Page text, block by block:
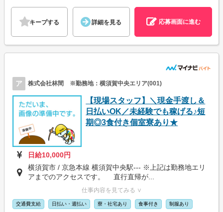
キープする 詳細を見る 応募画面に進む
ア 株式会社林間 ※勤務地：横須賀中央エリア(001)
【現場スタッフ】＼現金手渡し＆
日払いOK／未経験でも稼げる♪短
期◎3食付き個室寮あり★
日給10,000円
横須賀市 / 京急本線 横須賀中央駅--- ※上記は勤務地エリ
アまでのアクセスです。 直行直帰が...
仕事内容を見てみる ∨
交通費支給 日払い・週払い 寮・社宅あり 食事付き 制服あり